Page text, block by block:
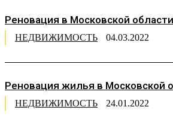
Реновация в Московской
НЕДВИЖИМОСТЬ 04.03.2022
Реновация жилья в Московской
НЕДВИЖИМОСТЬ 24.01.2022